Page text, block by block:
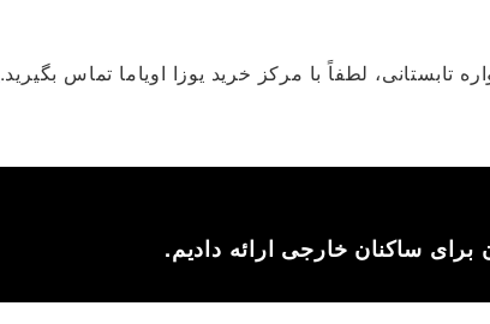
تابستانی، لطفاً با مرکز خرید یوزا اویاما تماس بگیرید.
برای ساکنان خارجی ارائه دادیم.